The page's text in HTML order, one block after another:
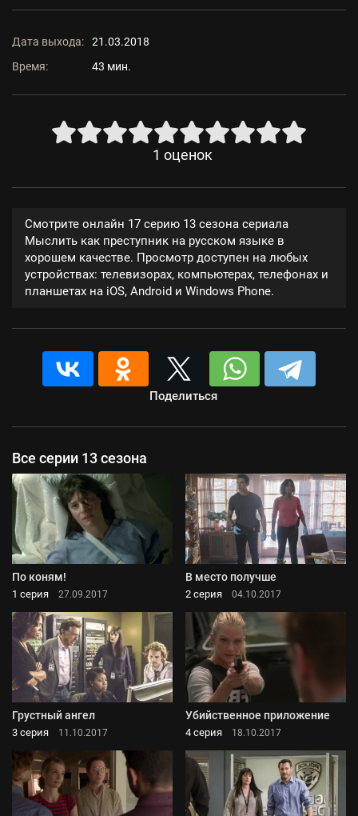
Дата выхода:
21.03.2018
Время:
43 мин.
1 оценок
Смотрите онлайн 17 серию 13 сезона сериала
Мыслить как преступник на русском языке в
хорошем качестве. Просмотр доступен на любых
устройствах: телевизорах, компьютерах, телефонах и
планшетах на iOS, Android и Windows Phone.
Поделиться
Все серии 13 сезона
По коням!
1 серия 27.09.2017
В место получше
2 серия 04.10.2017
Грустный ангел
3 серия 11.10.2017
Убийственное приложение
4 серия 18.10.2017